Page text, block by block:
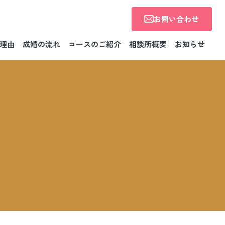
お問い合わせ
由 成婚の流れ コースのご紹介 相談所概要 お知らせ